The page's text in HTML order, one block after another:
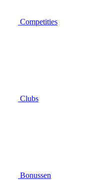
Competities
Clubs
Bonussen